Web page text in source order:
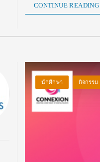
CONTINUE READING
นักศึกษา กิจกรรม